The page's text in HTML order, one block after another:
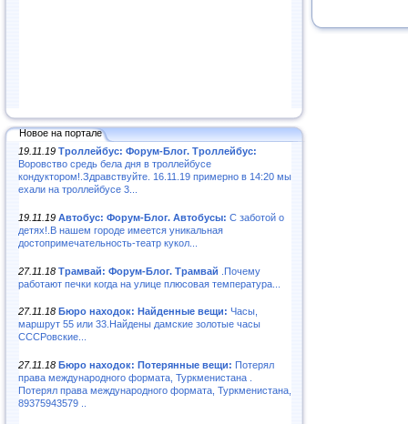
Новое на портале
19.11.19 Троллейбус: Форум-Блог. Троллейбус:
Воровство средь бела дня в троллейбусе
кондуктором!.Здравствуйте. 16.11.19 примерно в 14:20 мы
ехали на троллейбусе 3...
19.11.19 Автобус: Форум-Блог. Автобусы: С заботой о
детях!.В нашем городе имеется уникальная
достопримечательность-театр кукол...
27.11.18 Трамвай: Форум-Блог. Трамвай .Почему
работают печки когда на улице плюсовая температура...
27.11.18 Бюро находок: Найденные вещи: Часы,
маршрут 55 или 33.Найдены дамские золотые часы
СССРовские...
27.11.18 Бюро находок: Потерянные вещи: Потерял
права международного формата, Туркменистана .
Потерял права международного формата, Туркменистана,
89375943579 ..